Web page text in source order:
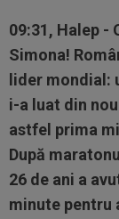
09:31, Halep -
Simona!
lider mondial:
i-a luat din
astfel prima
După
26 de ani a
minute pentru